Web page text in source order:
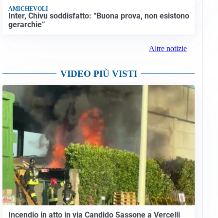
AMICHEVOLI
Inter, Chivu soddisfatto: “Buona prova, non esistono
gerarchie”
Altre notizie
VIDEO PIÙ VISTI
Incendio in atto in via Candido Sassone a Vercelli